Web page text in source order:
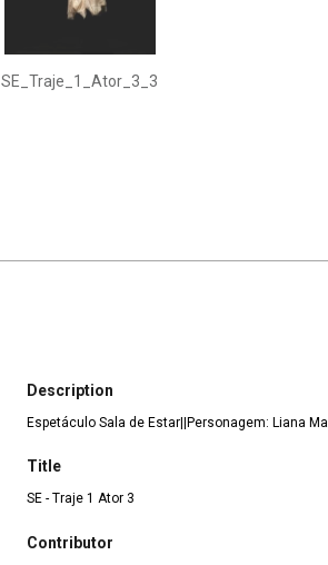
SE_Traje_1_Ator_3_3
Description
Espetáculo Sala de Estar||Personagem: Liana
Title
SE - Traje 1 Ator 3
Contributor